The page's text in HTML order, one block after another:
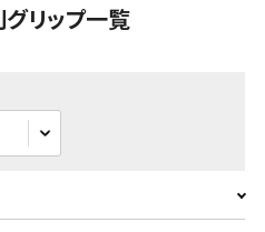
リップ一覧